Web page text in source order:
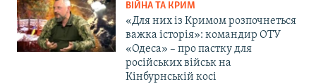
ВІЙНА ТА КРИМ
«Для них із Кримом розпочнеться
важка історія»: командир ОТУ
«Одеса» – про пастку для
російських військ на
Кінбурнській косі